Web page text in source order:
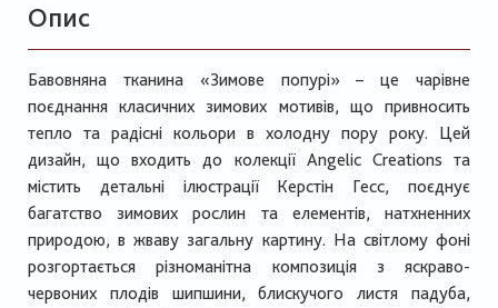
Опис
Бавовняна тканина «Зимове попурі» – це чарівне
поєднання класичних зимових мотивів, що привносить
тепло та радісні кольори в холодну пору року. Цей
дизайн, що входить до колекції Angelic Creations та
містить детальні ілюстрації Керстін Гесс, поєднує
багатство зимових рослин та елементів, натхненних
природою, в жваву загальну картину. На світлому фоні
розгортається різноманітна композиція з яскраво-
червоних плодів шипшини, блискучого листя падуба,